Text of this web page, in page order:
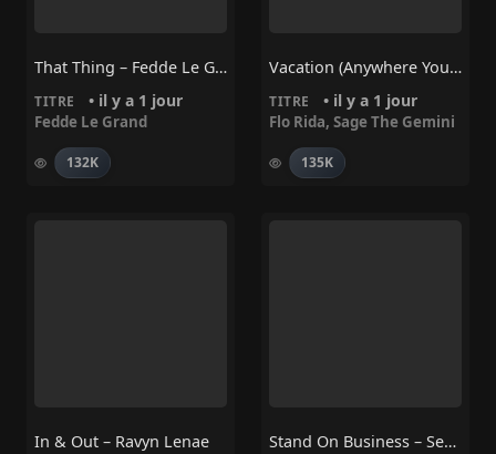
That Thing – Fedde Le Grand
TITRE • il y a 1 jour
Fedde Le Grand
132K
Vacation (Anywhere You Wanna Go) – Flo Rida, Sage The Gemini
TITRE • il y a 1 jour
Flo Rida, Sage The Gemini
135K
In & Out – Ravyn Lenae Stand On Business – Sean Paul